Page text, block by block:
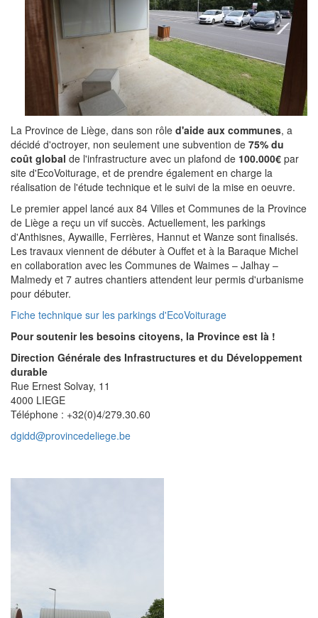
La Province de Liège, dans son rôle d'aide aux communes, a
décidé d'octroyer, non seulement une subvention de 75% du
coût global de l'infrastructure avec un plafond de 100.000€ par
site d'EcoVoiturage, et de prendre également en charge la
réalisation de l'étude technique et le suivi de la mise en oeuvre.
Le premier appel lancé aux 84 Villes et Communes de la Province
de Liège a reçu un vif succès. Actuellement, les parkings
d'Anthisnes, Aywaille, Ferrières, Hannut et Wanze sont finalisés.
Les travaux viennent de débuter à Ouffet et à la Baraque Michel
en collaboration avec les Communes de Waimes – Jalhay –
Malmedy et 7 autres chantiers attendent leur permis d'urbanisme
pour débuter.
Fiche technique sur les parkings d'EcoVoiturage
Pour soutenir les besoins citoyens, la Province est là !
Direction Générale des Infrastructures et du Développement
durable
Rue Ernest Solvay, 11
4000 LIEGE
Téléphone : +32(0)4/279.30.60
dgidd@provincedeliege.be